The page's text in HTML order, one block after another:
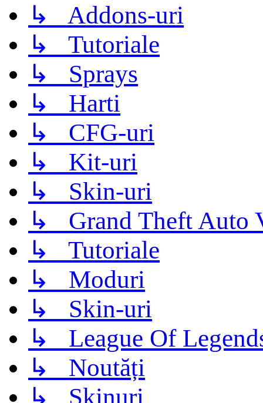
↳ Addons-uri
↳ Tutoriale
↳ Sprays
↳ Harti
↳ CFG-uri
↳ Kit-uri
↳ Skin-uri
↳ Grand Theft Auto
↳ Tutoriale
↳ Moduri
↳ Skin-uri
↳ League Of
↳ Noutăți
↳ Skinuri